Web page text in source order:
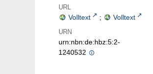
URL
Volltext ; Volltext
URN
urn:nbn:de:hbz:5:2-
1240532